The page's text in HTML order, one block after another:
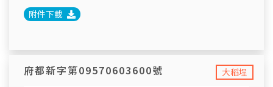
附件下載
大稻埕
府都新字第09570603600號